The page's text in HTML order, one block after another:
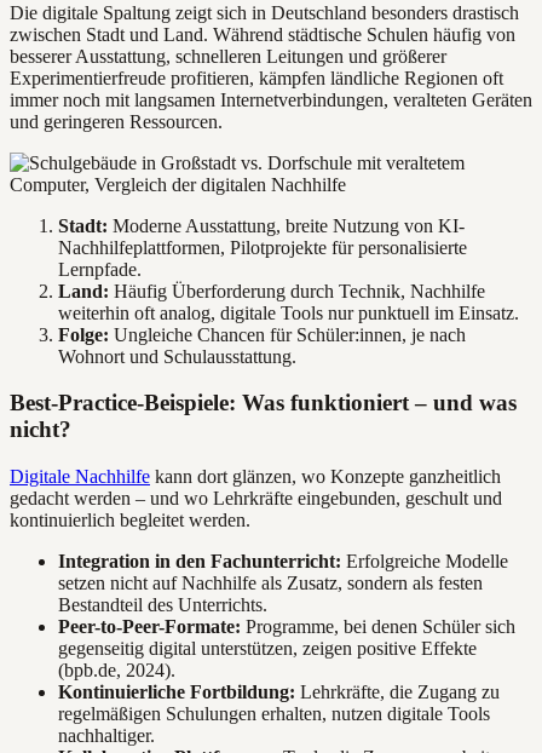
Die digitale Spaltung zeigt sich in Deutschland besonders drastisch
zwischen Stadt und Land. Während städtische Schulen häufig von
besserer Ausstattung, schnelleren Leitungen und größerer
Experimentierfreude profitieren, kämpfen ländliche Regionen oft
immer noch mit langsamen Internetverbindungen, veralteten Geräten
und geringeren Ressourcen.
Stadt: Moderne Ausstattung, breite Nutzung von KI-
Nachhilfeplattformen, Pilotprojekte für personalisierte
Lernpfade.
Land: Häufig Überforderung durch Technik, Nachhilfe
weiterhin oft analog, digitale Tools nur punktuell im Einsatz.
Folge: Ungleiche Chancen für Schüler:innen, je nach
Wohnort und Schulausstattung.
Best-Practice-Beispiele: Was funktioniert – und was
nicht?
Digitale Nachhilfe kann dort glänzen, wo Konzepte ganzheitlich
gedacht werden – und wo Lehrkräfte eingebunden, geschult und
kontinuierlich begleitet werden.
Integration in den Fachunterricht: Erfolgreiche Modelle
setzen nicht auf Nachhilfe als Zusatz, sondern als festen
Bestandteil des Unterrichts.
Peer-to-Peer-Formate: Programme, bei denen Schüler sich
gegenseitig digital unterstützen, zeigen positive Effekte
(bpb.de, 2024).
Kontinuierliche Fortbildung: Lehrkräfte, die Zugang zu
regelmäßigen Schulungen erhalten, nutzen digitale Tools
nachhaltiger.